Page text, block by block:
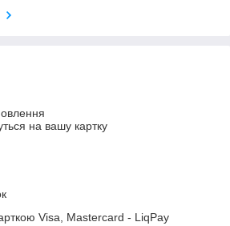
на вашу картку
Visa, Mastercard - LiqPay